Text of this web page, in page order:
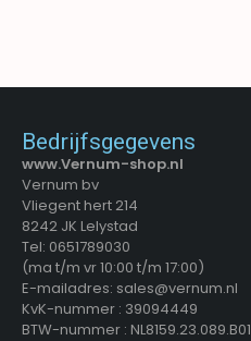
Bedrijfsgegevens
www.Vernum-shop.nl
Vernum bv
Vliegent hert 214
8242 JK Lelystad
Tel: 0651789030
(ma t/m vr 10:00 t/m 17:00)
E-mailadres: sales@vernum.nl
KvK-nummer : 39094449
BTW-nummer : NL8159.23.089.B01